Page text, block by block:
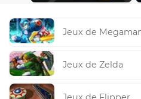
Jeux de
Jeux de Zelda